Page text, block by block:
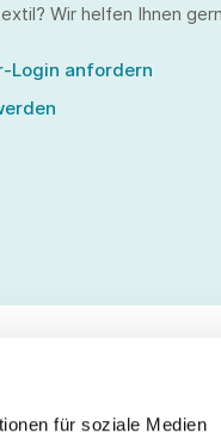
für soziale Medien
Wir helfen Ihnen
Login anfordern